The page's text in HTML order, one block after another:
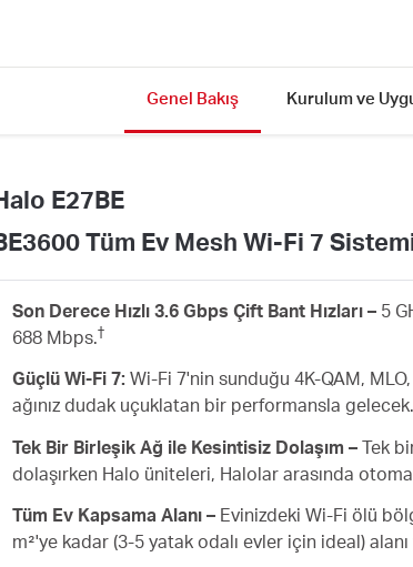
Genel Bakış Kurulum ve
E27BE
Tüm Ev Mesh Wi-Fi 7
Son Derece Hızlı 3.6 Gbps Çift Bant Hızları – 5
688 Mbps.†
Güçlü Wi-Fi 7: Wi-Fi 7'nin sunduğu 4K-QAM,
ağınız dudak uçuklatan bir performansla gelecek.
Tek Bir Birleşik Ağ ile Kesintisiz Dolaşım –Tek
dolaşırken Halo üniteleri, Halolar arasında
Tüm Ev Kapsama Alanı –Evinizdeki Wi-Fi ölü
m²'ye kadar (3-5 yatak odalı evler için ideal) alanı